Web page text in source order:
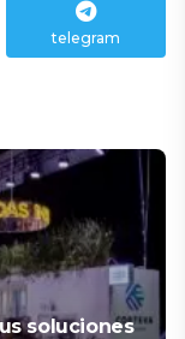
telegram
soluciones